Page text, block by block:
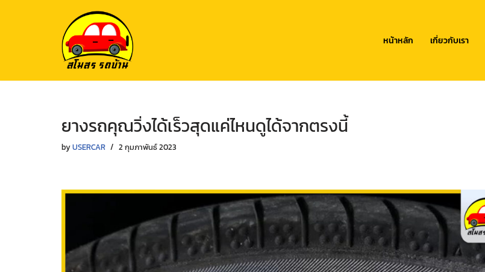
หน้าหลัก เกี่ยวกับเรา
ยางรถคุณวิ่งได้เร็วสุดแค่ไหนดูได้จากตรงนี้
byUSERCAR 2 กุมภาพันธ์ 2023